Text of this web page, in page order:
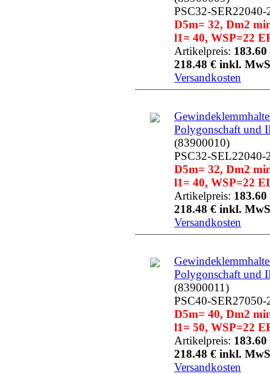
PSC32-SER22040-
D5m= 32, Dm2
l1= 40, WSP=22
Artikelpreis:
218.48 € inkl.
Versandkosten
Polygonschaft und
(83900010)
PSC32-SEL22040-
D5m= 32, Dm2
l1= 40, WSP=22
Artikelpreis:
218.48 € inkl.
Versandkosten
Polygonschaft und
(83900011)
PSC40-SER27050-
D5m= 40, Dm2
l1= 50, WSP=22
Artikelpreis:
218.48 € inkl.
Versandkosten